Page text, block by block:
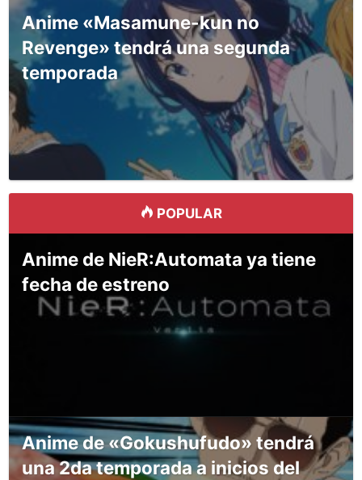
Anime «Masamune-kun no
Revenge» tendrá una segunda
temporada
POPULAR
Anime de NieR:Automata ya tiene
fecha de estreno
Anime de «Gokushufudo» tendrá
una 2da temporada a inicios del